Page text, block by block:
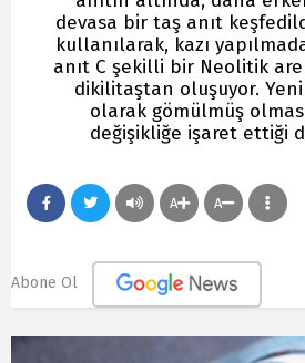
devasa bir taş anıt
kullanılarak, kazı
anıt C şekilli bir Neolitik
dikilitaştan oluşuyor. Yeni
olarak gömülmüş
değişikliğe işaret ettiği
A A
Abone Ol